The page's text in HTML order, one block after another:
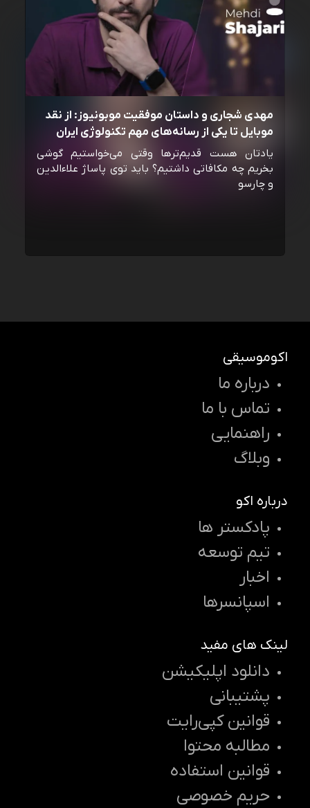
مهدی شجاری و داستان موفقیت موبونیوز: از نقد
موبایل تا یکی از رسانه‌‌های مهم تکنولوژی ایران
یادتان هست قدیم‌ترها وقتی می‌خواستیم گوشی
بخریم چه مکافاتی داشتیم؟ باید توی پاساژ علاءالدین
و چارسو
اکوموسیقی
درباره ما
تماس با ما
راهنمایی
وبلاگ
درباره اکو
پادکستر ها
تیم توسعه
اخبار
اسپانسرها
لینک های مفید
دانلود اپلیکیشن
پشتیبانی
قوانین کپی‌رایت
مطالبه محتوا
قوانین استفاده
حریم خصوصی